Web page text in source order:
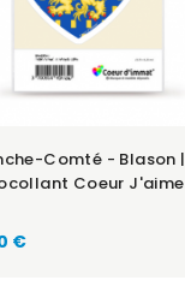
Comté - Blason |
Coeur J'aime
€